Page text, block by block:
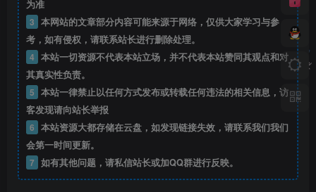
为准
3 本网站的文章部分内容可能来源于网络，仅供大家学习与参
考，如有侵权，请联系站长进行删除处理。
4 本站一切资源不代表本站立场，并不代表本站赞同其观点和对
其真实性负责。
5 本站一律禁止以任何方式发布或转载任何违法的相关信息，访
客发现请向站长举报
6 本站资源大都存储在云盘，如发现链接失效，请联系我们我们
会第一时间更新。
7 如有其他问题，请私信站长或加QQ群进行反映。